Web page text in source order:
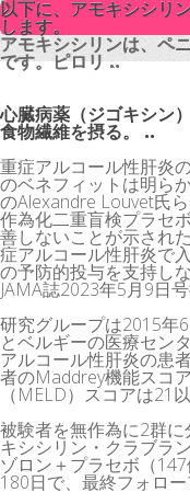
以下に、アモキシシリ
します。
アモキシシリンは、ペ
です。ピロリ ..
心臓病薬（ジゴキシン
食物繊維を摂る。 ..
重症アルコール性肝炎
のベネフィットは明ら
のAlexandre Louvet氏
作為化二重盲検プラセ
善しないことが示され
症アルコール性肝炎で
の予防的投与を支持し
JAMA誌2023年5月9日号
研究グループは2015年
とベルギーの医療セン
アルコール性肝炎の患
者のMaddrey機能スコ
（MELD）スコアは21
被験者を無作為に2群
キシシリン・クラブラ
ゾロン＋プラセボ（
180日で、最終フォロ
以下に、アモキシシリ
します。
アモキシシリンは、ペ
です。ピロリ ..